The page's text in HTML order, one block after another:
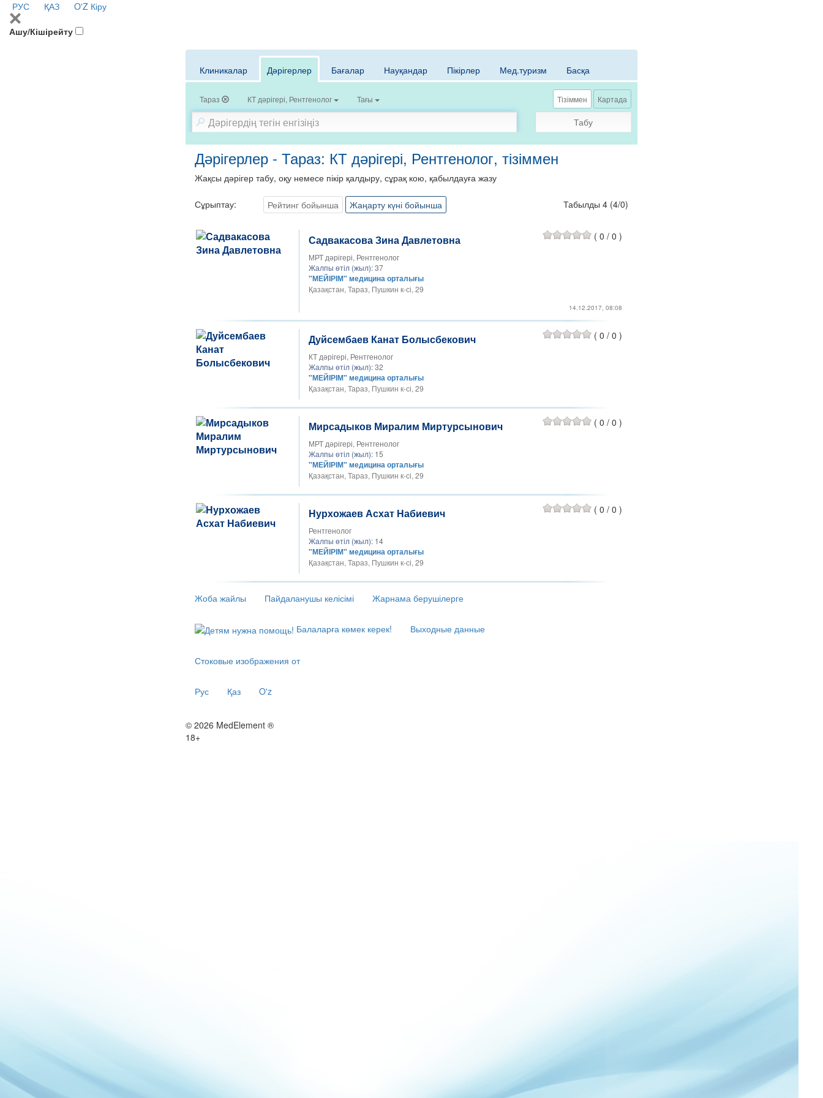
РУС ҚАЗ O'Z Кіру
Ашу/Кішірейту
Клиникалар Дәрігерлер Бағалар Науқандар Пікірлер Мед.туризм Басқа
Тараз КТ дәрігері, Рентгенолог Тағы Тізіммен Картада
Табу
Дәрігерлер - Тараз: КТ дәрігері, Рентгенолог, тізіммен
Жақсы дәрігер табу, оқу немесе пікір қалдыру, сұрақ кою, қабылдауға жазу
Сұрыптау: Рейтинг бойынша Жаңарту күні бойынша Табылды 4 (4/0)
Садвакасова Зина Давлетовна
МРТ дәрігері, Рентгенолог
Жалпы өтіл (жыл):37
"МЕЙІРІМ" медицина орталығы
Қазақстан, Тараз, Пушкин к-сі, 29
( 0 / 0 )
14.12.2017, 08:08
Дуйсембаев Канат Болысбекович
КТ дәрігері, Рентгенолог
Жалпы өтіл (жыл):32
"МЕЙІРІМ" медицина орталығы
Қазақстан, Тараз, Пушкин к-сі, 29
( 0 / 0 )
Мирсадыков Миралим Миртурсынович
МРТ дәрігері, Рентгенолог
Жалпы өтіл (жыл):15
"МЕЙІРІМ" медицина орталығы
Қазақстан, Тараз, Пушкин к-сі, 29
( 0 / 0 )
Нурхожаев Асхат Набиевич
Рентгенолог
Жалпы өтіл (жыл):14
"МЕЙІРІМ" медицина орталығы
Қазақстан, Тараз, Пушкин к-сі, 29
( 0 / 0 )
Жоба жайлы Пайдаланушы келісімі Жарнама берушілерге
Балаларға көмек керек! Выходные данные
Стоковые изображения от
Рус Қаз O'z
© 2026 MedElement ®
18+